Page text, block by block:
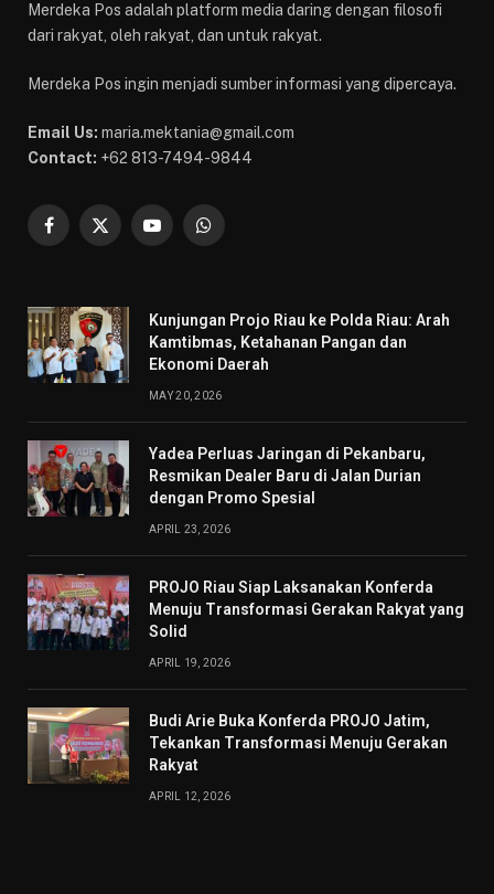
Merdeka Pos adalah platform media daring dengan filosofi
dari rakyat, oleh rakyat, dan untuk rakyat.
Merdeka Pos ingin menjadi sumber informasi yang dipercaya.
Email Us: maria.mektania@gmail.com
Contact: +62 813-7494-9844
Facebook
X
YouTubeWhatsApp
Kunjungan Projo Riau ke Polda Riau: Arah
Kamtibmas, Ketahanan Pangan dan
Ekonomi Daerah
MAY 20, 2026
Yadea Perluas Jaringan di Pekanbaru,
Resmikan Dealer Baru di Jalan Durian
dengan Promo Spesial
APRIL 23, 2026
PROJO Riau Siap Laksanakan Konferda
Menuju Transformasi Gerakan Rakyat yang
Solid
APRIL 19, 2026
Budi Arie Buka Konferda PROJO Jatim,
Tekankan Transformasi Menuju Gerakan
Rakyat
APRIL 12, 2026